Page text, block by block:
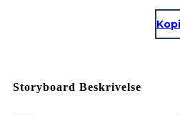
Storyboard Beskrivelse